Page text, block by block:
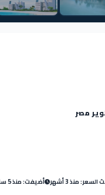
مصر
منذ 3 أشهر أضيفت: منذ 5 سنوات